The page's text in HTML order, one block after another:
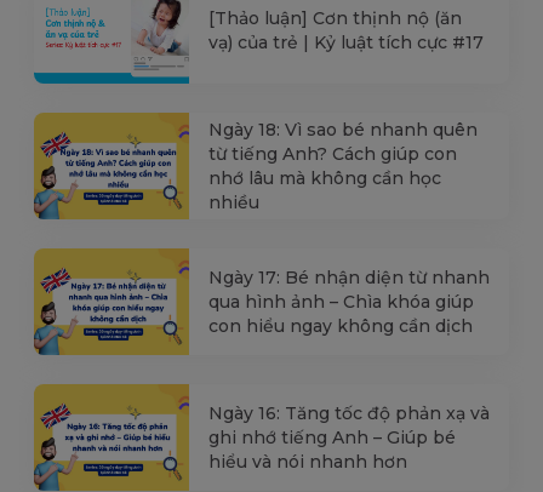
[Thảo luận] Cơn thịnh nộ (ăn
vạ) của trẻ | Kỷ luật tích cực #17
Ngày 18: Vì sao bé nhanh quên
từ tiếng Anh? Cách giúp con
nhớ lâu mà không cần học
nhiều
Ngày 17: Bé nhận diện từ nhanh
qua hình ảnh – Chìa khóa giúp
con hiểu ngay không cần dịch
Ngày 16: Tăng tốc độ phản xạ và
ghi nhớ tiếng Anh – Giúp bé
hiểu và nói nhanh hơn